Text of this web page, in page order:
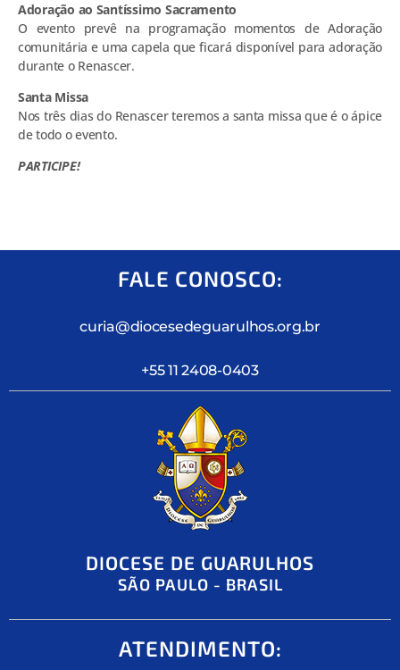
Adoração ao Santíssimo Sacramento
O evento prevê na programação momentos de Adoração
comunitária e uma capela que ficará disponível para adoração
durante o Renascer.
Santa Missa
Nos três dias do Renascer teremos a santa missa que é o ápice
de todo o evento.
PARTICIPE!
FALE CONOSCO:
curia@diocesedeguarulhos.org.br
+55 11 2408-0403
DIOCESE DE GUARULHOS
SÃO PAULO - BRASIL
ATENDIMENTO: